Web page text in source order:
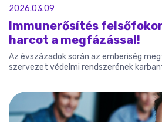
2026.03.09
Immunerősítés
harcot a megfázással!
Az évszázadok során az emberiség
szervezet védelmi rendszerének